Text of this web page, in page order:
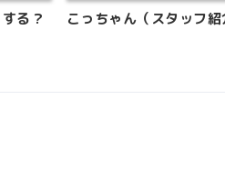
る？ こっちゃん（スタッフ